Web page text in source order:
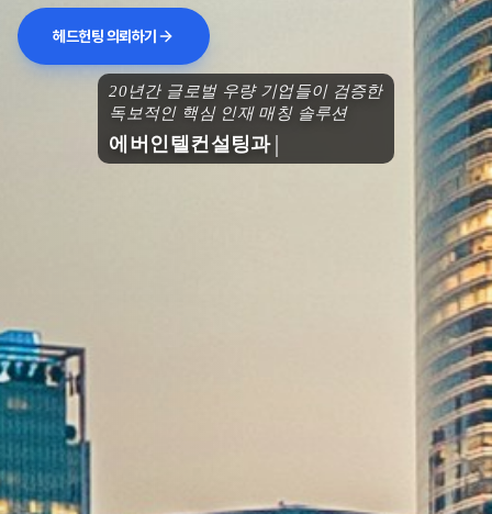
헤드헌팅 의뢰하기
20년간 글로벌 우량 기업들이 검증한
독보적인 핵심 인재 매칭 솔루션
에버인텔컨설팅과 함께 도약하세요